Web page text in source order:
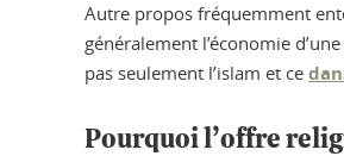
Autre propos fréquemment
généralement l’économie
pas seulement l’islam et ce
Pourquoi l’offre